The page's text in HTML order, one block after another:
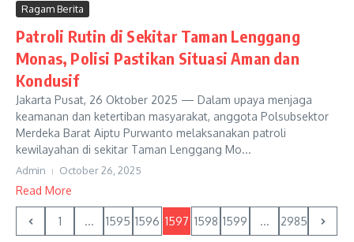
Ragam Berita
Patroli Rutin di Sekitar Taman Lenggang
Monas, Polisi Pastikan Situasi Aman dan
Kondusif
Jakarta Pusat, 26 Oktober 2025 — Dalam upaya menjaga
keamanan dan ketertiban masyarakat, anggota Polsubsektor
Merdeka Barat Aiptu Purwanto melaksanakan patroli
kewilayahan di sekitar Taman Lenggang Mo...
Admin October 26, 2025
Read More
1 ... 1595 1596 1597 1598 1599 ... 2985